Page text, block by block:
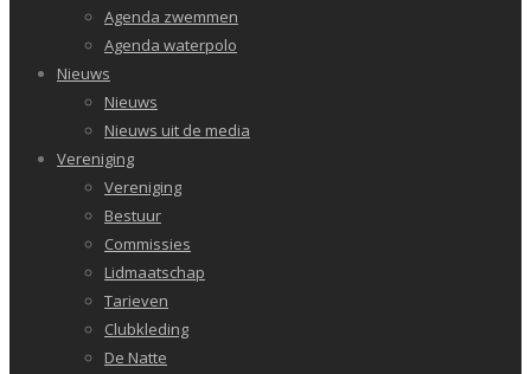
Agenda zwemmen
Agenda waterpolo
Nieuws
Nieuws
Nieuws uit de media
Vereniging
Vereniging
Bestuur
Commissies
Lidmaatschap
Tarieven
Clubkleding
De Natte